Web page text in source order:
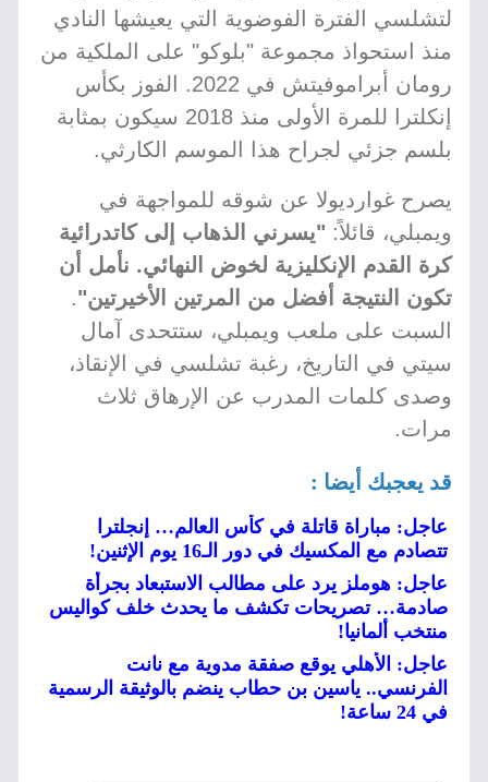
لتشلسي الفترة الفوضوية التي يعيشها النادي
منذ استحواذ مجموعة "بلوكو" على الملكية من
رومان أبراموفيتش في 2022. الفوز بكأس
إنكلترا للمرة الأولى منذ 2018 سيكون بمثابة
بلسم جزئي لجراح هذا الموسم الكارثي.
يصرح غوارديولا عن شوقه للمواجهة في
ويمبلي، قائلاً: "يسرني الذهاب إلى كاتدرائية
كرة القدم الإنكليزية لخوض النهائي. نأمل أن
تكون النتيجة أفضل من المرتين الأخيرتين".
السبت على ملعب ويمبلي، ستتحدى آمال
سيتي في التاريخ، رغبة تشلسي في الإنقاذ،
وصدى كلمات المدرب عن الإرهاق ثلاث
مرات.
قد يعجبك أيضا :
عاجل: مباراة قاتلة في كأس العالم… إنجلترا
تتصادم مع المكسيك في دور الـ16 يوم الإثنين!
عاجل: هوملز يرد على مطالب الاستبعاد بجرأة
صادمة… تصريحات تكشف ما يحدث خلف كواليس
منتخب ألمانيا!
عاجل: الأهلي يوقع صفقة مدوية مع نانت
الفرنسي.. ياسين بن حطاب ينضم بالوثيقة الرسمية
في 24 ساعة!